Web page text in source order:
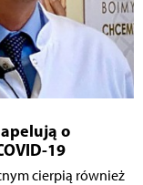
o
19
cierpią również